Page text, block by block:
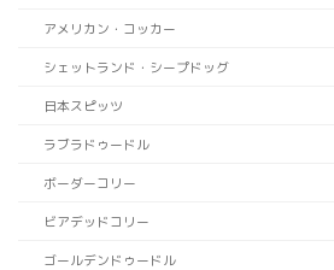
アメリカン・コッカー
シェットランド・シープドッグ
日本スピッツ
ラブラドゥードル
ボーダーコリー
ビアデッドコリー
ゴールデンドゥードル